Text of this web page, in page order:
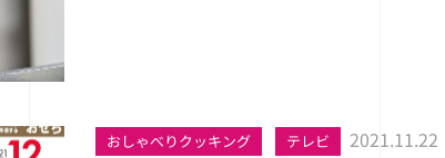
おしゃべりクッキング テレビ 2021.11.22